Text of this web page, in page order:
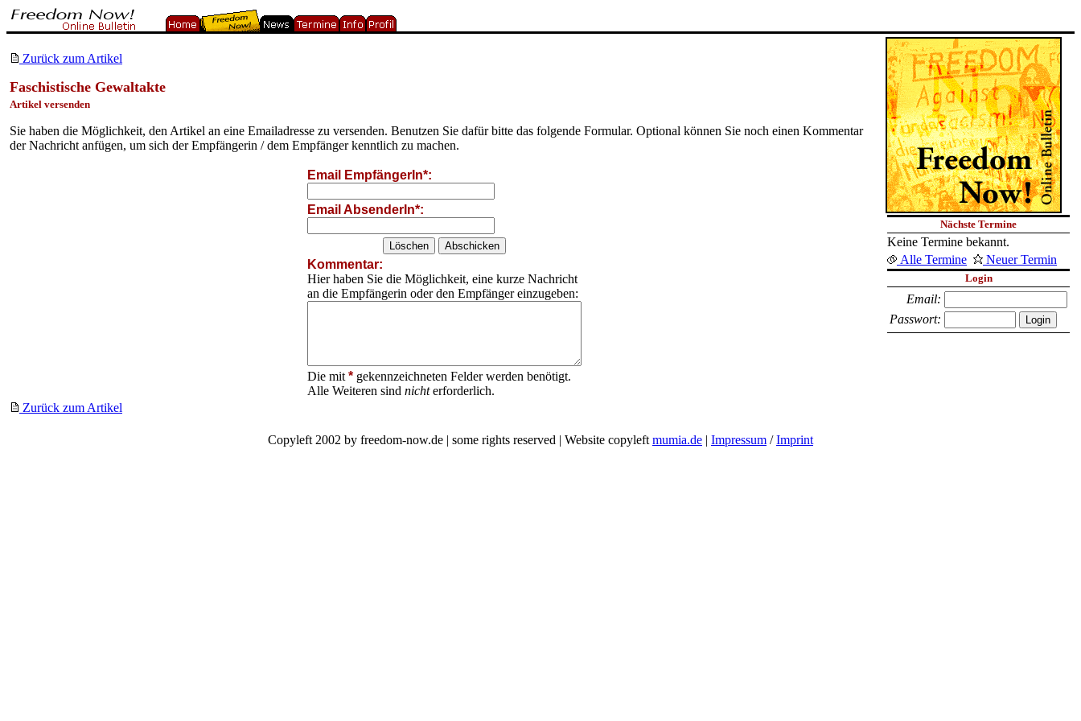
Zurück zum Artikel
Faschistische Gewaltakte
Artikel versenden
Sie haben die Möglichkeit, den Artikel an eine Emailadresse zu versenden. Benutzen Sie dafür bitte das folgende Formular. Optional können Sie noch einen Kommentar
der Nachricht anfügen, um sich der Empfängerin / dem Empfänger kenntlich zu machen.
Email EmpfängerIn*:
Email AbsenderIn*:
Kommentar:
Hier haben Sie die Möglichkeit, eine kurze Nachricht
an die Empfängerin oder den Empfänger einzugeben:
Die mit *gekennzeichneten Felder werden benötigt.
Alle Weiteren sind nichterforderlich.
Zurück zum Artikel
Nächste Termine
Keine Termine bekannt.
Alle Termine
Neuer Termin
Login
Email:
Passwort:
Copyleft 2002 by freedom-now.de | some rights reserved | Website copyleft mumia.de | Impressum /Imprint